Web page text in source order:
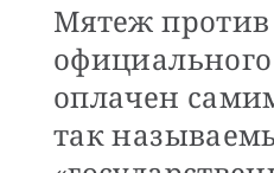
Мятеж против
оплачен
так